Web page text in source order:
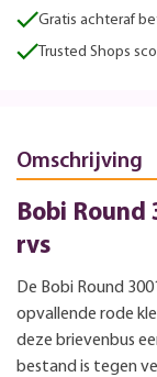
Gratis achteraf
Trusted Shops
Omschrijving
Bobi Round
rvs
De Bobi Round
opvallende rode
deze brievenbus
bestand is tegen